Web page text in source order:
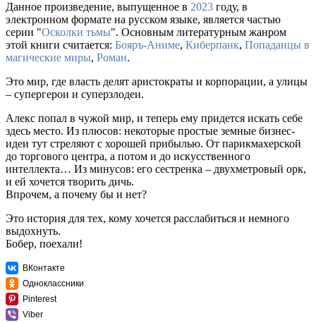
Данное произведение, выпущенное в 2023 году, в
электронном формате на русском языке, является частью
серии "Осколки тьмы". Основным литературным жанром
этой книги считается: Бояръ-Аниме, Киберпанк, Попаданцы в
магические миры, Роман.
Это мир, где власть делят аристократы и корпорации, а улицы
– супергерои и суперзлодеи.
Алекс попал в чужой мир, и теперь ему придется искать себе
здесь место. Из плюсов: некоторые простые земные бизнес-
идеи тут стреляют с хорошей прибылью. От парикмахерской
до торгового центра, а потом и до искусственного
интеллекта… Из минусов: его сестренка – двухметровый орк,
и ей хочется творить дичь.
Впрочем, а почему бы и нет?
Это история для тех, кому хочется расслабиться и немного
выдохнуть.
Бобер, поехали!
ВКонтакте
Одноклассники
Pinterest
Viber